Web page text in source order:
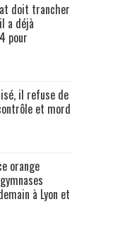
doit trancher
a déjà
pour
il refuse de
et mord
orange
à Lyon et